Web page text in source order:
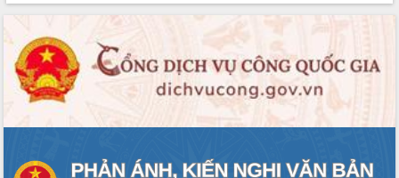
phát triển mới
Thường trực HĐND tỉnh Đắk Lắk gặp
mặt Đoàn chuyên gia y tế TP. Hồ Chí
Minh
Lễ truy điệu và an táng hài cốt liệt sĩ
tại Nghĩa trang Liệt sĩ xã Sơn Hòa
Bàn giải pháp tháo gỡ khó khăn trong
định EUDR